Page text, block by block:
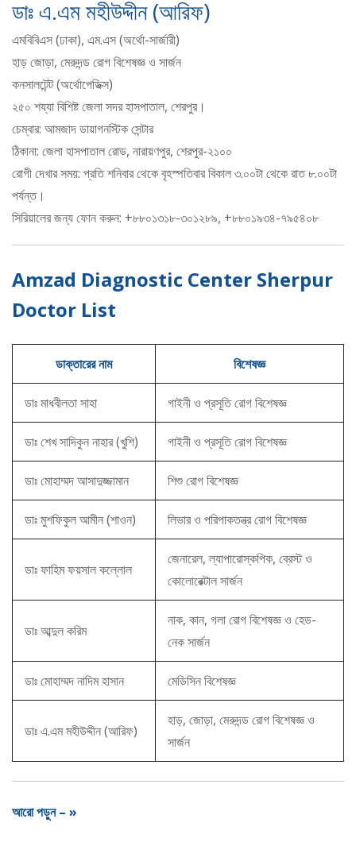
ডাঃ এ.এম মহীউদ্দীন (আরিফ)
এমবিবিএস (ঢাকা), এম.এস (অর্থো-সার্জারী)
হাড় জোড়া, মেরুদন্ড রোগ বিশেষজ্ঞ ও সার্জন
কনসালটেন্ট (অর্থোপেডিক্স)
২৫০ শয্যা বিশিষ্ট জেলা সদর হাসপাতাল, শেরপুর।
চেম্বার: আমজাদ ডায়াগনস্টিক সেন্টার
ঠিকানা: জেলা হাসপাতাল রোড, নারায়ণপুর, শেরপুর-২১০০
রোগী দেখার সময়: প্রতি শনিবার থেকে বৃহস্পতিবার বিকাল ৩.০০টা থেকে রাত ৮.০০টা
পর্যন্ত।
সিরিয়ালের জন্য ফোন করুন: +৮৮০১৩১৮-৩০১২৮৯, +৮৮০১৯৩৪-৭৯৫৪০৮
Amzad Diagnostic Center Sherpur
Doctor List
ডাক্তারের নাম বিশেষজ্ঞ
ডাঃ মাধবীলতা সাহা গাইনী ও প্রসূতি রোগ বিশেষজ্ঞ
ডাঃ শেখ সাদিকুন নাহার (খুশি) গাইনী ও প্রসূতি রোগ বিশেষজ্ঞ
ডাঃ মোহাম্মদ আসাদুজ্জামান শিশু রোগ বিশেষজ্ঞ
ডাঃ মুশফিকুল আমীন (শাওন) লিভার ও পরিপাকতন্ত্র রোগ বিশেষজ্ঞ
ডাঃ ফাহিম ফয়সাল কল্লোল
জেনারেল, ল্যাপারোস্কপিক, ব্রেস্ট ও
কোলোরেক্টাল সার্জন
ডাঃ আব্দুল করিম
নাক, কান, গলা রোগ বিশেষজ্ঞ ও হেড-
নেক সার্জন
ডাঃ মোহাম্মদ নাদিম হাসান মেডিসিন বিশেষজ্ঞ
ডাঃ এ.এম মহীউদ্দীন (আরিফ)
হাড়, জোড়া, মেরুদন্ড রোগ বিশেষজ্ঞ ও
সার্জন
আরো পড়ুন – »